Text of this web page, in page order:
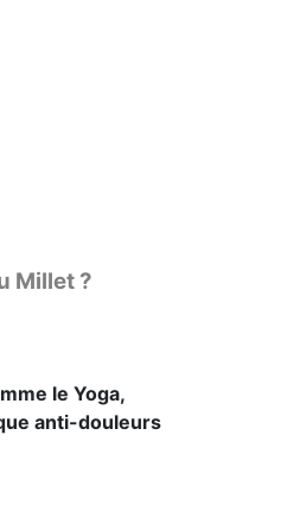
Millet ?
le Yoga,
anti-douleurs